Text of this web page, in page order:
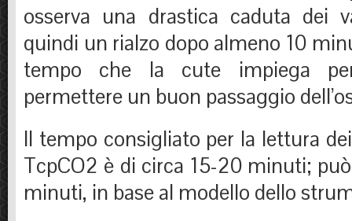
osserva una drastica caduta dei
quindi un rialzo dopo almeno 10
tempo che la cute impiega
permettere un buon passaggio
Il tempo consigliato per la lettura
TcpCO2 è di circa 15-20 minuti;
minuti, in base al modello dello